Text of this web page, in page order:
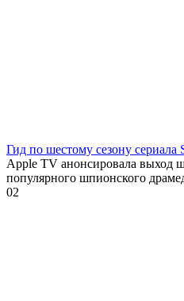
Гид по шестому сезону
Apple TV анонсировала выход
популярного шпионского
02